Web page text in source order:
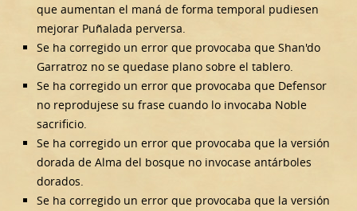
que aumentan el maná de forma temporal pudiesen
mejorar Puñalada perversa.
Se ha corregido un error que provocaba que Shan'do
Garratroz no se quedase plano sobre el tablero.
Se ha corregido un error que provocaba que Defensor
no reprodujese su frase cuando lo invocaba Noble
sacrificio.
Se ha corregido un error que provocaba que la versión
dorada de Alma del bosque no invocase antárboles
dorados.
Se ha corregido un error que provocaba que la versión